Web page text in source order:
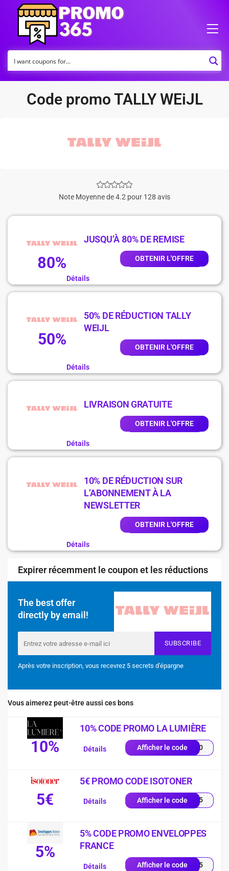
Code promo TALLY WEiJL
Note Moyenne de 4.2 pour 128 avis
80%
JUSQU’À 80% DE REMISE
OBTENIR L'OFFRE
Détails
50%
50% DE RÉDUCTION TALLY
WEIJL
OBTENIR L'OFFRE
Détails
LIVRAISON GRATUITE
OBTENIR L'OFFRE
Détails
10% DE RÉDUCTION SUR
L’ABONNEMENT À LA
NEWSLETTER
OBTENIR L'OFFRE
Détails
Expirer récemment le coupon et les réductions
The best offer
directly by email!
SUBSCRIBE
Après votre inscription, vous recevrez 5 secrets d'épargne
Vous aimerez peut-être aussi ces bons
10%
10% CODE PROMO LA LUMIÈRE
Afficher le codeYS10
Détails
5€
5€ PROMO CODE ISOTONER
Afficher le code2605
Détails
5%
5% CODE PROMO ENVELOPPES
FRANCE
Afficher le codeRST5
Détails